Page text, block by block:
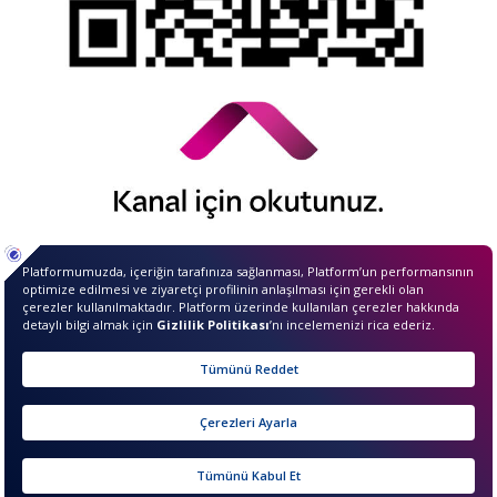
QNBiştirakidir.
sıkcasorulan
Merhaba ben InvestIQ. Size
nasıl yardımcı olabilirim?